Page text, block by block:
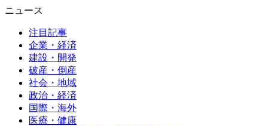
ニュース
注目記事
企業・経済
建設・開発
破産・倒産
社会・地域
政治・経済
国際・海外
医療・健康